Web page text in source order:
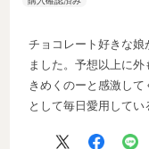
チョコレート好きな娘
ました。予想以上に
きめくのーと感激し
として毎日愛用してい